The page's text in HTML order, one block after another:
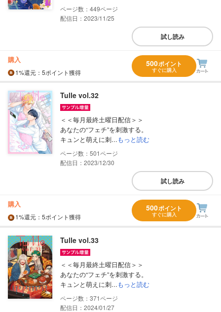
449
配信日：2023/11/25
試し読み
購入
1%還元 ：5ポイント獲得
500ポイント
すぐに購入
Tulle vol.32
＜＜毎月最終土曜日配信＞＞
あなたの“フェチ”を刺激する。
キュンと萌えに刺...もっと読む
501
配信日：2023/12/30
試し読み
購入
1%還元 ：5ポイント獲得
500ポイント
すぐに購入
Tulle vol.33
＜＜毎月最終土曜日配信＞＞
あなたの“フェチ”を刺激する。
キュンと萌えに刺...もっと読む
371
配信日：2024/01/27